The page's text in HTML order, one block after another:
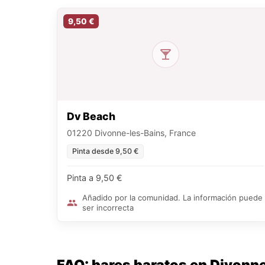
9,50 €
Dv Beach
01220 Divonne-les-Bains, France
Pinta desde 9,50 €
Pinta a 9,50 €
Añadido por la comunidad. La información puede
ser incorrecta